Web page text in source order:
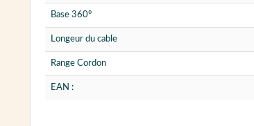
Base 360°
Longeur du cable
Range Cordon
EAN :